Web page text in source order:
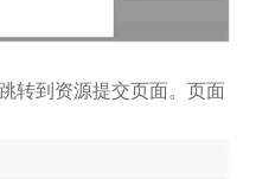
转到资源提交页面。页面